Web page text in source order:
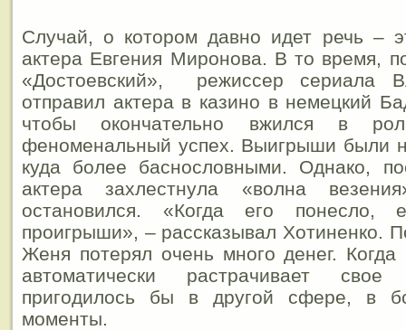
Случай, о котором давно идет речь –
актера Евгения Миронова. В то время,
«Достоевский», режиссер сериала
отправил актера в казино в немецкий
чтобы окончательно вжился в
феноменальный успех. Выигрыши были
куда более баснословными. Однако,
актера захлестнула «волна
остановился. «Когда его понесло,
проигрыши», – рассказывал Хотиненко.
Женя потерял очень много денег. Когда
автоматически растрачивает
пригодилось бы в другой сфере, в
моменты.